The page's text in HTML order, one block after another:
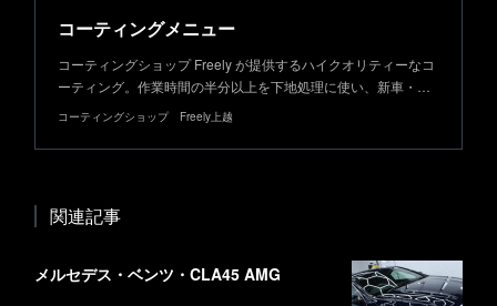
コーティングメニュー
コーティングショップ Freely が提供するハイクオリティーなコ
ーティング。作業時間の半分以上を下地処理に使い、新車・…
コーティングショップ Freely上越
関連記事
メルセデス・ベンツ・CLA45 AMG